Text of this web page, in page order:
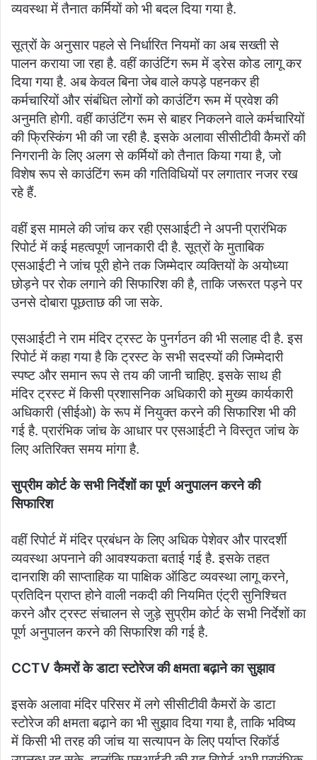
व्यवस्था में तैनात कर्मियों को भी बदल दिया गया है.
सूत्रों के अनुसार पहले से निर्धारित नियमों का अब सख्ती से
पालन कराया जा रहा है. वहीं काउंटिंग रूम में ड्रेस कोड लागू कर
दिया गया है. अब केवल बिना जेब वाले कपड़े पहनकर ही
कर्मचारियों और संबंधित लोगों को काउंटिंग रूम में प्रवेश की
अनुमति होगी. वहीं काउंटिंग रूम से बाहर निकलने वाले कर्मचारियों
की फ्रिस्किंग भी की जा रही है. इसके अलावा सीसीटीवी कैमरों की
निगरानी के लिए अलग से कर्मियों को तैनात किया गया है, जो
विशेष रूप से काउंटिंग रूम की गतिविधियों पर लगातार नजर रख
रहे हैं.
वहीं इस मामले की जांच कर रही एसआईटी ने अपनी प्रारंभिक
रिपोर्ट में कई महत्वपूर्ण जानकारी दी है. सूत्रों के मुताबिक
एसआईटी ने जांच पूरी होने तक जिम्मेदार व्यक्तियों के अयोध्या
छोड़ने पर रोक लगाने की सिफारिश की है, ताकि जरूरत पड़ने पर
उनसे दोबारा पूछताछ की जा सके.
एसआईटी ने राम मंदिर ट्रस्ट के पुनर्गठन की भी सलाह दी है. इस
रिपोर्ट में कहा गया है कि ट्रस्ट के सभी सदस्यों की जिम्मेदारी
स्पष्ट और समान रूप से तय की जानी चाहिए. इसके साथ ही
मंदिर ट्रस्ट में किसी प्रशासनिक अधिकारी को मुख्य कार्यकारी
अधिकारी (सीईओ) के रूप में नियुक्त करने की सिफारिश भी की
गई है. प्रारंभिक जांच के आधार पर एसआईटी ने विस्तृत जांच के
लिए अतिरिक्त समय मांगा है.
सुप्रीम कोर्ट के सभी निर्देशों का पूर्ण अनुपालन करने की
सिफारिश
वहीं रिपोर्ट में मंदिर प्रबंधन के लिए अधिक पेशेवर और पारदर्शी
व्यवस्था अपनाने की आवश्यकता बताई गई है. इसके तहत
दानराशि की साप्ताहिक या पाक्षिक ऑडिट व्यवस्था लागू करने,
प्रतिदिन प्राप्त होने वाली नकदी की नियमित एंट्री सुनिश्चित
करने और ट्रस्ट संचालन से जुड़े सुप्रीम कोर्ट के सभी निर्देशों का
पूर्ण अनुपालन करने की सिफारिश की गई है.
CCTV कैमरों के डाटा स्टोरेज की क्षमता बढ़ाने का सुझाव
इसके अलावा मंदिर परिसर में लगे सीसीटीवी कैमरों के डाटा
स्टोरेज की क्षमता बढ़ाने का भी सुझाव दिया गया है, ताकि भविष्य
में किसी भी तरह की जांच या सत्यापन के लिए पर्याप्त रिकॉर्ड